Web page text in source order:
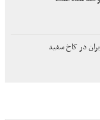
در کاخ سفید